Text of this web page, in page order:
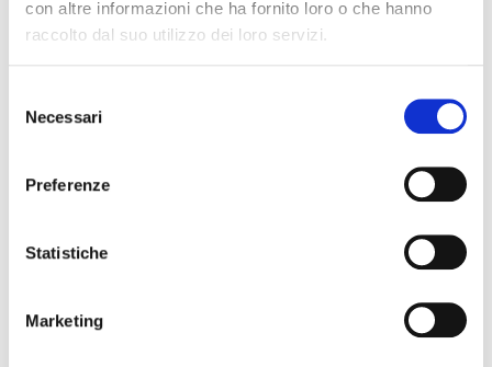
con altre informazioni che ha fornito loro o che hanno
raccolto dal suo utilizzo dei loro servizi.
delNecessari
Preferenze
Statistiche
Marketing
Media